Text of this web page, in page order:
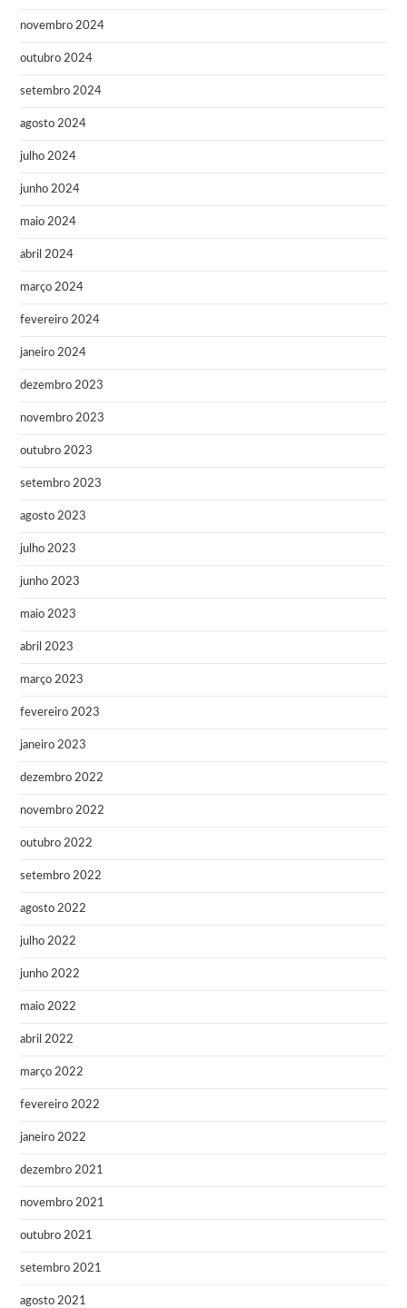
novembro 2024
outubro 2024
setembro 2024
agosto 2024
julho 2024
junho 2024
maio 2024
abril 2024
março 2024
fevereiro 2024
janeiro 2024
dezembro 2023
novembro 2023
outubro 2023
setembro 2023
agosto 2023
julho 2023
junho 2023
maio 2023
abril 2023
março 2023
fevereiro 2023
janeiro 2023
dezembro 2022
novembro 2022
outubro 2022
setembro 2022
agosto 2022
julho 2022
junho 2022
maio 2022
abril 2022
março 2022
fevereiro 2022
janeiro 2022
dezembro 2021
novembro 2021
outubro 2021
setembro 2021
agosto 2021